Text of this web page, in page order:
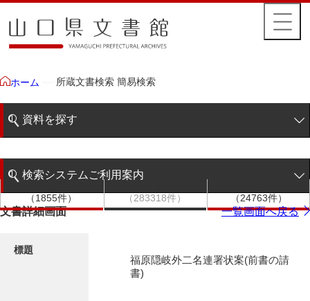
ホーム 所蔵文書検索 簡易検索
資料を探す
階層検索
検索システムご利用案内
検索システムの利用について
（1855件）
（283318件）
（24763件）
文書詳細画面 一覧画面へ戻る
標題
福原隠岐外二名連署状案(前書の請
書)